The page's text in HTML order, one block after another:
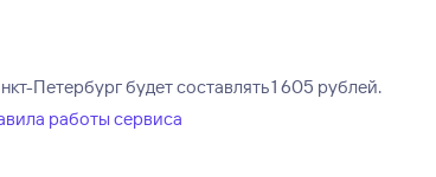
Петербург будет составлять 1 605 рублей.
работы сервиса